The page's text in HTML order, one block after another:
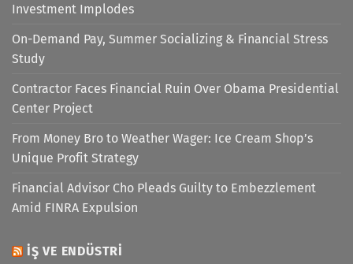
Investment Implodes
On-Demand Pay, Summer Socializing & Financial Stress
Study
Contractor Faces Financial Ruin Over Obama Presidential
Center Project
From Money Bro to Weather Wager: Ice Cream Shop’s
Unique Profit Strategy
Financial Advisor Cho Pleads Guilty to Embezzlement
Amid FINRA Expulsion
İŞ VE ENDÜSTRI